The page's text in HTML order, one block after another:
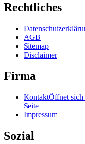
Rechtliches
AGB
Sitemap
Disclaimer
Firma
KontaktÖffnet sich
Seite
Impressum
Sozial